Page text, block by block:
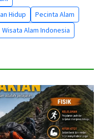
Hidup
Pecinta Alam
Wisata Alam Indonesia